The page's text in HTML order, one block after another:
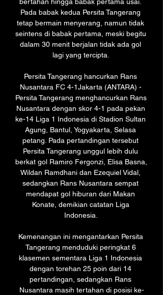
bertahan hingga babak pertama usai.
Pada babak kedua Persita Tangerang
tetap bermain menyerang, namun tidak
seintens di babak pertama, meski begitu
dalam 30 menit berjalan tidak ada gol
lagi yang tercipta.
Persita Tangerang hancurkan Rans
Nusantara FC 4-1Jakarta (ANTARA) -
Persita Tangerang menghancurkan Rans
Nusantara dengan skor 4-1 pada pekan
ke-14 Liga 1 Indonesia di Stadion Sultan
Agung, Bantul, Yogyakarta, Selasa
petang. Pada pertandingan tersebut
Persita Tangerang unggul lebih dulu
berkat gol Ramiro Fergonzi, Elisa Basna,
Wildan Ramdhani dan Ezequiel Vidal,
sedangkan Rans Nusantara sempat
mendapat gol hiburan dari Makan
Konate, demikian catatan Liga
Indonesia.
Kemenangan ini mengantarkan Persita
Tangerang menduduki peringkat 6
klasemen sementara Liga 1 Indonesia
dengan torehan 25 poin dari 14
pertandingan, sedangkan Rans
Nusantara masih tertahan di posisi ke-